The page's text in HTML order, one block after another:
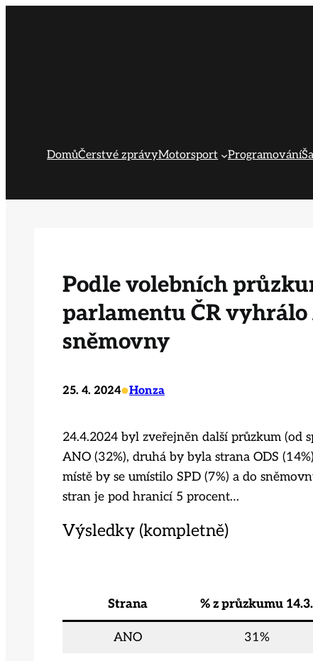
DomůČerstvé zprávyMotorsport Programování
Podle volebních
parlamentu ČR vyhrálo
sněmovny
25. 4. 2024•Honza
24.4.2024 byl zveřejněn další průzkum (od
ANO (32%), druhá by byla strana ODS
místě by se umístilo SPD (7%) a do
stran je pod hranicí 5 procent…
Výsledky (kompletně)
Strana % z průzkumu 14.3.
ANO 31%